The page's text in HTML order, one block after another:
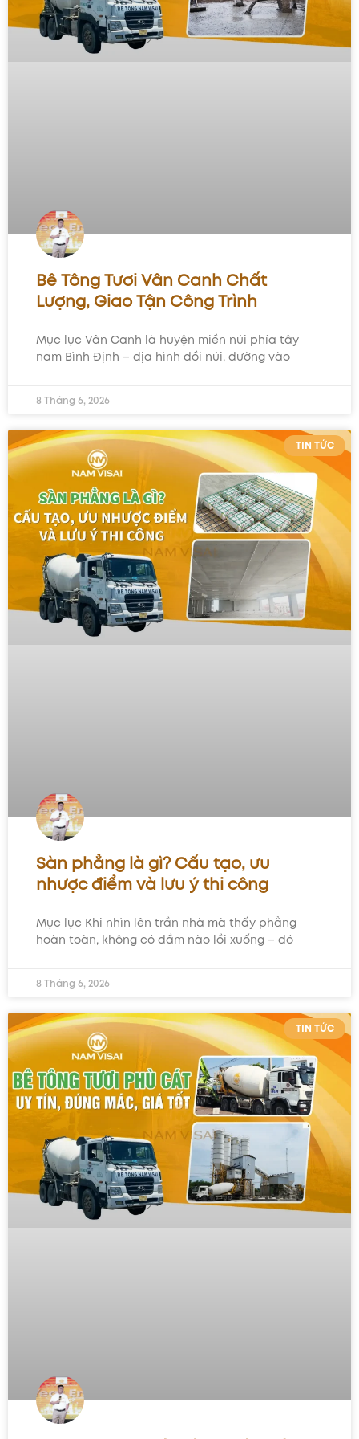
Bê Tông Tươi Vân Canh Chất
Lượng, Giao Tận Công Trình
Mục lục Vân Canh là huyện miền núi phía tây
nam Bình Định – địa hình đồi núi, đường vào
8 Tháng 6, 2026
TIN TỨC
Sàn phẳng là gì? Cấu tạo, ưu
nhược điểm và lưu ý thi công
Mục lục Khi nhìn lên trần nhà mà thấy phẳng
hoàn toàn, không có dầm nào lồi xuống – đó
8 Tháng 6, 2026
TIN TỨC